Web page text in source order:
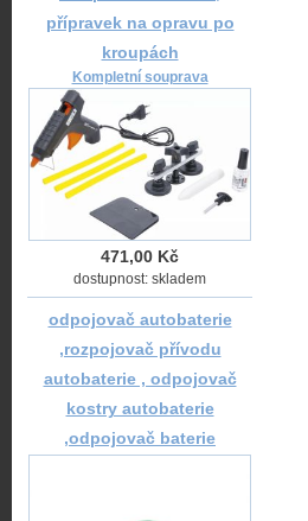
přípravek na opravu po
kroupách
Kompletní souprava
471,00 Kč
dostupnost: skladem
odpojovač autobaterie
,rozpojovač přívodu
autobaterie , odpojovač
kostry autobaterie
,odpojovač baterie